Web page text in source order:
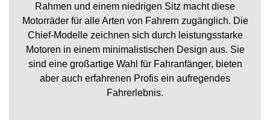
Rahmen und einem niedrigen Sitz macht diese
Motorräder für alle Arten von Fahrern zugänglich. Die
Chief-Modelle zeichnen sich durch leistungsstarke
Motoren in einem minimalistischen Design aus. Sie
sind eine großartige Wahl für Fahranfänger, bieten
aber auch erfahrenen Profis ein aufregendes
Fahrerlebnis.